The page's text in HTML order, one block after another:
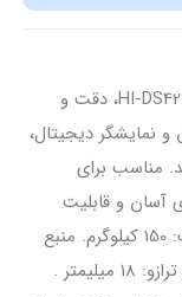
با ترازوی دیجیتال فوق باریک هایتک مدل HI-DS42-M، دقت و
و نمایشگر دیجیتال،
مناسب برای
آسان و قابلیت
حمل، همراه همیشگی شما خواهد بود. ظرفیت: 150 کیلوگرم. منبع
تغذیه: باطری (*1). دقت ترازو: 100 گرم . ارتفاع ترازو: 18 میلیمتر .